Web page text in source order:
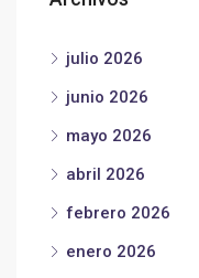
julio 2026
junio 2026
mayo 2026
abril 2026
febrero 2026
enero 2026